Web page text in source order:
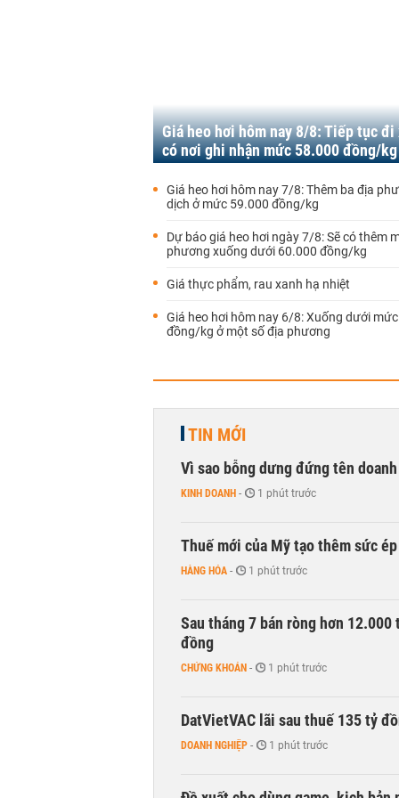
Giá heo hơi hôm nay 8/8: Tiếp tục đi
có nơi ghi nhận mức 58.000 đồng/kg
Giá heo hơi hôm nay 7/8: Thêm ba địa
dịch ở mức 59.000 đồng/kg
Dự báo giá heo hơi ngày 7/8: Sẽ có thêm
phương xuống dưới 60.000 đồng/kg
Giá thực phẩm, rau xanh hạ nhiệt
Giá heo hơi hôm nay 6/8: Xuống dưới
đồng/kg ở một số địa phương
TIN MỚI
Vì sao bỗng dưng đứng tên
KINH DOANH - 1 phút trước
Thuế mới của Mỹ tạo thêm sức
HÀNG HÓA - 1 phút trước
Sau tháng 7 bán ròng hơn
đồng
CHỨNG KHOÁN - 1 phút trước
DatVietVAC lãi sau thuế 135 tỷ
DOANH NGHIỆP - 1 phút trước